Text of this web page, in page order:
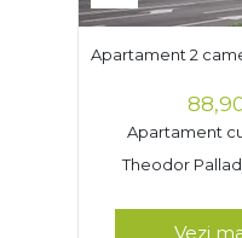
Apartament 2
Apartament
Theodor
Vezi